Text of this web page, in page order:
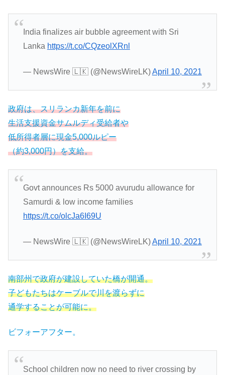
India finalizes air bubble agreement with Sri
Lanka https://t.co/CQzeolXRnl
— NewsWire 🇱🇰 (@NewsWireLK)April 10, 2021
政府は、スリランカ新年を前に
生活支援資金サムルディ受給者や
低所得者層に現金5,000ルピー
（約3,000円）を支給。
Govt announces Rs 5000 avurudu allowance for
Samurdi & low income families
https://t.co/olcJa6I69U
— NewsWire 🇱🇰 (@NewsWireLK)April 10, 2021
南部州で政府が建設していた橋が開通。
子どもたちはケーブルで川を渡らずに
通学することが可能に。
ビフォーアフター。
School children now no need to river crossing by